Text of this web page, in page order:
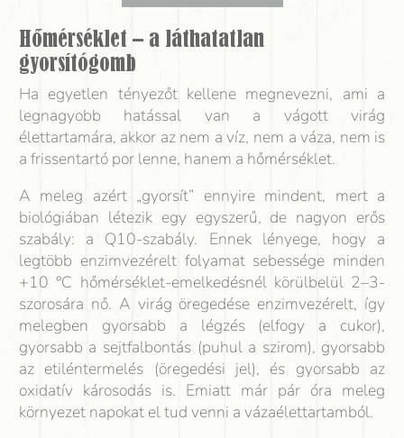
Hőmérséklet – a láthatatlan
gyorsítógomb
Ha egyetlen tényezőt kellene megnevezni, ami a
legnagyobb hatással van a vágott virág
élettartamára, akkor az nem a víz, nem a váza, nem is
a frissentartó por lenne, hanem a hőmérséklet.
A meleg azért „gyorsít” ennyire mindent, mert a
biológiában létezik egy egyszerű, de nagyon erős
szabály: a Q10-szabály. Ennek lényege, hogy a
legtöbb enzimvezérelt folyamat sebessége minden
+10 °C hőmérséklet-emelkedésnél körülbelül 2–3-
szorosára nő. A virág öregedése enzimvezérelt, így
melegben gyorsabb a légzés (elfogy a cukor),
gyorsabb a sejtfalbontás (puhul a szirom), gyorsabb
az etiléntermelés (öregedési jel), és gyorsabb az
oxidatív károsodás is. Emiatt már pár óra meleg
környezet napokat el tud venni a vázaélettartamból.